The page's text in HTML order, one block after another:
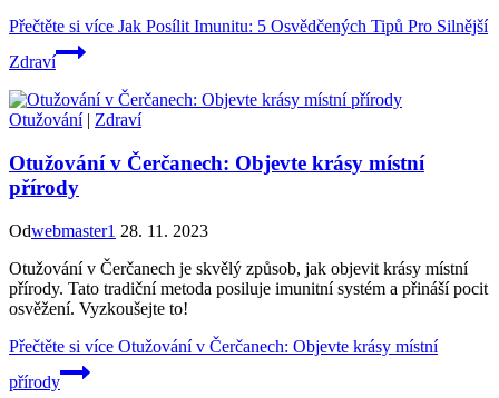
Přečtěte si více Jak Posílit Imunitu: 5 Osvědčených Tipů Pro Silnější
Zdraví
Otužování| Zdraví
Otužování v Čerčanech: Objevte krásy místní
přírody
Odwebmaster1 28. 11. 2023
Otužování v Čerčanech je skvělý způsob, jak objevit krásy místní
přírody. Tato tradiční metoda posiluje imunitní systém a přináší pocit
osvěžení. Vyzkoušejte to!
Přečtěte si více Otužování v Čerčanech: Objevte krásy místní
přírody